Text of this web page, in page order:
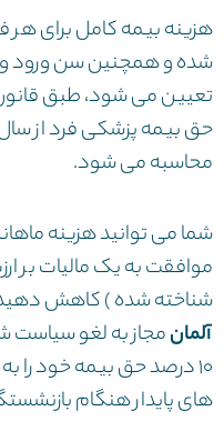
هزینه بیمه کامل برای هر
شده و همچنین سن ورود و
تعیین می شود، طبق
محاسبه می شود.
شما می توانید هزینه
شناخته شده ) کاهش
آلمانمجاز به لغو سیاست
۱۰ درصد حق بیمه خود را
های پایدار هنگام